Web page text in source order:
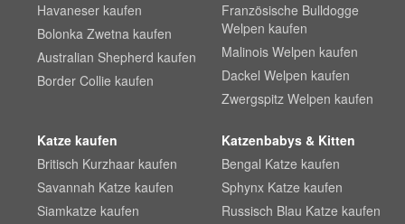
Havaneser kaufen
Bolonka Zwetna kaufen
Australian Shepherd kaufen
Border Collie kaufen
Französische Bulldogge
Welpen kaufen
Malinois Welpen kaufen
Dackel Welpen kaufen
Zwergspitz Welpen kaufen
Katze kaufen
Britisch Kurzhaar kaufen
Savannah Katze kaufen
Siamkatze kaufen
Katzenbabys & Kitten
Bengal Katze kaufen
Sphynx Katze kaufen
Russisch Blau Katze kaufen